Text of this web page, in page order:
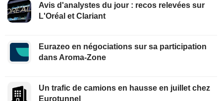
Avis d'analystes du jour : recos relevées sur
L'Oréal et Clariant
Eurazeo en négociations sur sa participation
dans Aroma-Zone
Un trafic de camions en hausse en juillet chez
Eurotunnel